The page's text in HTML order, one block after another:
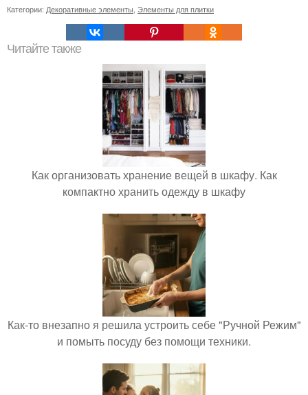
Категории: Декоративные элементы Элементы для плитки
Читайте также
Как организовать хранение вещей в шкафу. Как
компактно хранить одежду в шкафу
Как-то внезапно я решила устроить себе "Ручной Режим"
и помыть посуду без помощи техники.